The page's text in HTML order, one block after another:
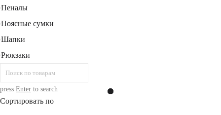
⁄Пеналы
⁄Поясные сумки
⁄Шапки
⁄Рюкзаки
press Enter to search
Сортировать по